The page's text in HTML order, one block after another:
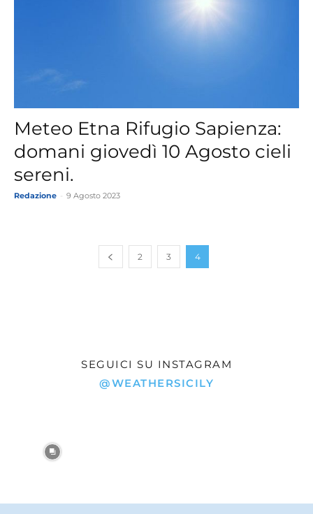
Meteo Etna Rifugio Sapienza:
domani giovedì 10 Agosto cieli
sereni.
Redazione 9 Agosto 2023
2 3 4
SEGUICI SU INSTAGRAM
@WEATHERSICILY